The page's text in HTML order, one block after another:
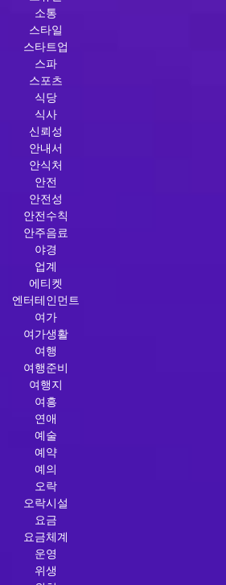
소통
스타일
스타트업
스파
스포츠
식당
식사
신뢰성
안내서
안식처
안전
안전성
안전수칙
안주음료
야경
업계
에티켓
엔터테인먼트
여가
여가생활
여행
여행준비
여행지
여흥
연애
예술
예약
예의
오락
오락시설
요금
요금체계
운영
위생